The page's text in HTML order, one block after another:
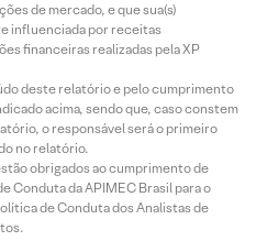
de mercado, e que sua(s)
influenciada por receitas
financeiras realizadas pela XP
deste relatório e pelo cumprimento
acima, sendo que, caso constem
o responsável será o primeiro
no relatório.
obrigados ao cumprimento de
Conduta da APIMEC Brasil para o
de Conduta dos Analistas de